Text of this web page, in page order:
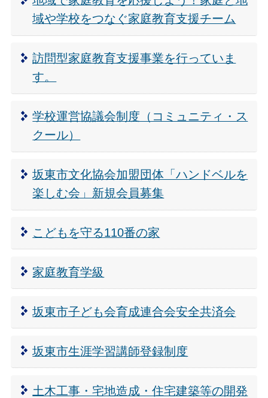
域や学校をつなぐ家庭教育支援チーム
訪問型家庭教育支援事業を行っていま
す。
学校運営協議会制度（コミュニティ・ス
クール）
坂東市文化協会加盟団体「ハンドベルを
楽しむ会」新規会員募集
こどもを守る110番の家
家庭教育学級
坂東市子ども会育成連合会安全共済会
坂東市生涯学習講師登録制度
土木工事・宅地造成・住宅建築等の開発